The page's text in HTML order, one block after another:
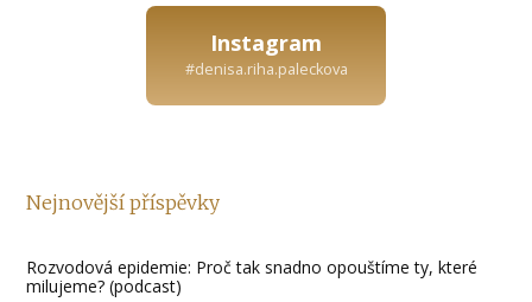
Instagram
#denisa.riha.paleckova
Nejnovější příspěvky
Rozvodová epidemie: Proč tak snadno opouštíme ty, které
milujeme? (podcast)